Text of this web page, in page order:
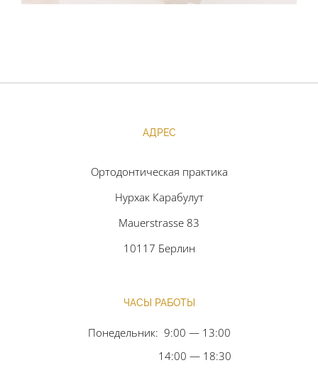
АДРЕС
Ортодонтическая практика
Нурхак Карабулут
Mauerstrasse 83
10117 Берлин
ЧАСЫ РАБОТЫ
Понедельник: 9:00 — 13:00
14:00 — 18:30